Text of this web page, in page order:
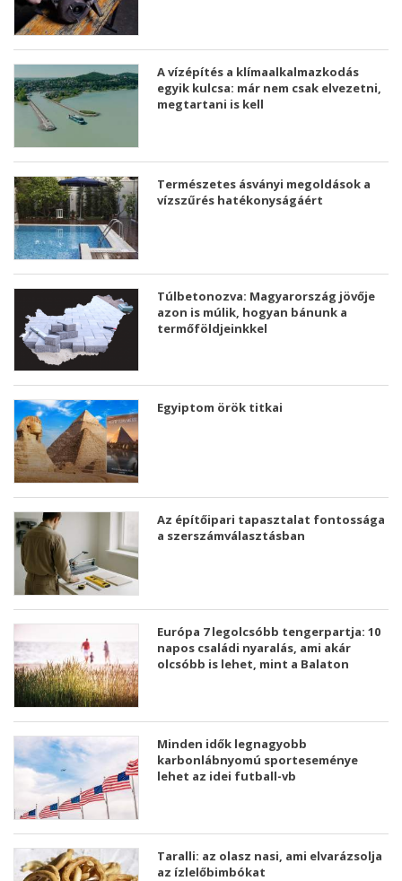
A vízépítés a klímaalkalmazkodás
egyik kulcsa: már nem csak elvezetni,
megtartani is kell
Természetes ásványi megoldások a
vízszűrés hatékonyságáért
Túlbetonozva: Magyarország jövője
azon is múlik, hogyan bánunk a
termőföldjeinkkel
Egyiptom örök titkai
Az építőipari tapasztalat fontossága
a szerszámválasztásban
Európa 7 legolcsóbb tengerpartja: 10
napos családi nyaralás, ami akár
olcsóbb is lehet, mint a Balaton
Minden idők legnagyobb
karbonlábnyomú sporteseménye
lehet az idei futball-vb
Taralli: az olasz nasi, ami elvarázsolja
az ízlelőbimbókat